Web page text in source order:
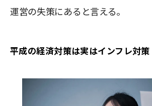
運営の失策にあると言える。
平成の経済対策は実はインフレ対策